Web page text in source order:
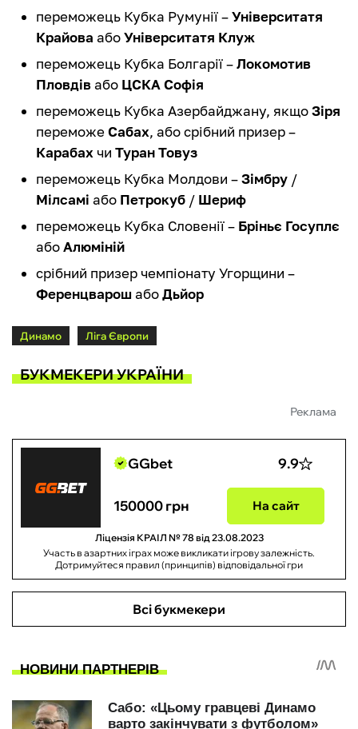
переможець Кубка Румунії –Університатя
Крайова абоУніверситатя Клуж
переможець Кубка Болгарії –Локомотив
Пловдівабо ЦСКА Софія
переможець Кубка Азербайджану, якщоЗіря
переможе Сабах, або срібний призер –
Карабах чи Туран Товуз
переможець Кубка Молдови –Зімбру /
Мілсамі або Петрокуб / Шериф
переможець Кубка Словенії – Бріньє Госуплє
абоАлюміній
срібний призер чемпіонату Угорщини –
ФеренцварошабоДьйор
Динамо Ліга Європи
БУКМЕКЕРИ УКРАЇНИ
Реклама
GGbet 9.9
150000 грн На сайт
Ліцензія КРАІЛ № 78 від 23.08.2023
Участь в азартних іграх може викликати ігрову залежність.
Дотримуйтеся правил (принципів) відповідальної гри
Всі букмекери